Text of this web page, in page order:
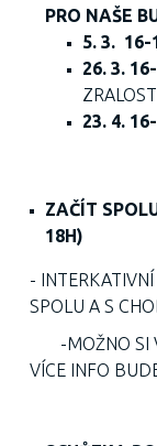
PRO NAŠE
5. 3. 16-
26. 3.
23. 4.
ZAČÍT
18H)
-
SPOLU A S
-MOŽNO SI
VÍCE INFO